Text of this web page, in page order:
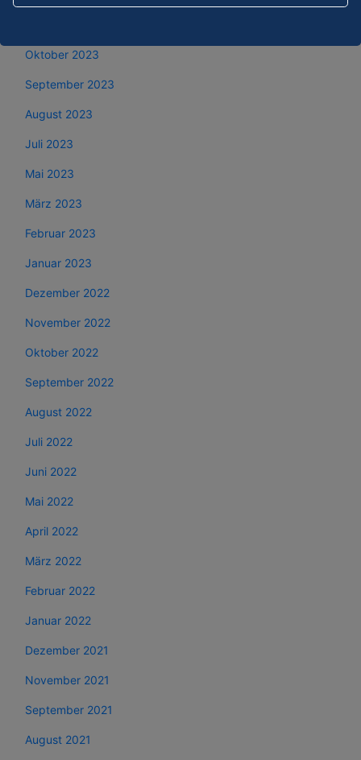
Oktober 2023
September 2023
August 2023
Juli 2023
Mai 2023
März 2023
Februar 2023
Januar 2023
Dezember 2022
November 2022
Oktober 2022
September 2022
August 2022
Juli 2022
Juni 2022
Mai 2022
April 2022
März 2022
Februar 2022
Januar 2022
Dezember 2021
November 2021
September 2021
August 2021